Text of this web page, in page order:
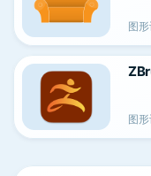
图
图